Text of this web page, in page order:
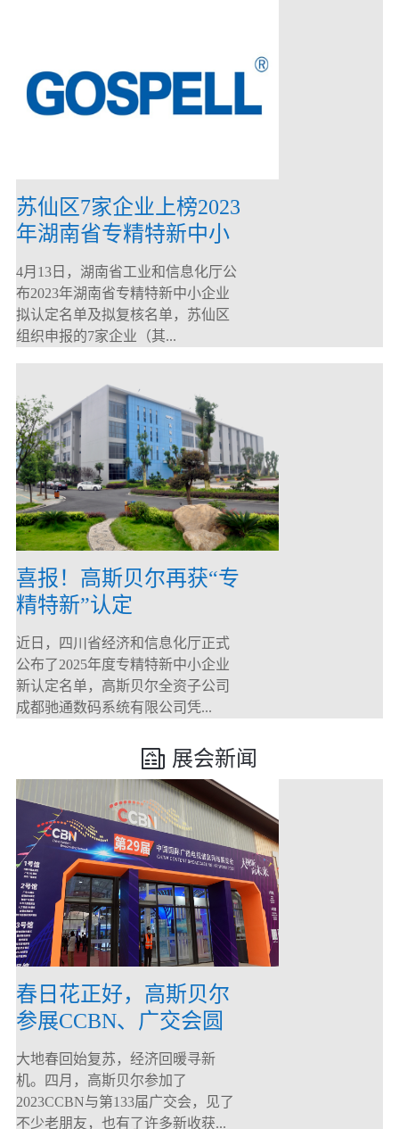
苏仙区7家企业上榜2023
年湖南省专精特新中小
企业
4月13日，湖南省工业和信息化厅公
布2023年湖南省专精特新中小企业
拟认定名单及拟复核名单，苏仙区
组织申报的7家企业（其...
喜报！高斯贝尔再获“专
精特新”认定
近日，四川省经济和信息化厅正式
公布了2025年度专精特新中小企业
新认定名单，高斯贝尔全资子公司
成都驰通数码系统有限公司凭...
展会新闻
春日花正好，高斯贝尔
参展CCBN、广交会圆
满落幕！
大地春回始复苏，经济回暖寻新
机。四月，高斯贝尔参加了
2023CCBN与第133届广交会，见了
不少老朋友，也有了许多新收获...